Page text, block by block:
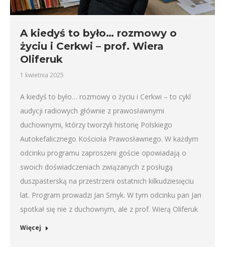
A kiedyś to było… rozmowy o
życiu i Cerkwi – prof. Wiera
Oliferuk
1 kwietnia 2025
A kiedyś to było… rozmowy o życiu i Cerkwi – to cykl
audycji radiowych głównie z prawosławnymi
duchownymi, którzy tworzyli historię Polskiego
Autokefalicznego Kościoła Prawosławnego. W każdym
odcinku programu zaproszeni goście opowiadają o
swoich doświadczeniach związanych z posługą
duszpasterską na przestrzeni ostatnich kilkudziesięciu
lat. Program prowadzi Jan Smyk. W tym odcinku pan Jan
spotkał się nie z duchownym, ale z prof. Wierą Oliferuk
Więcej